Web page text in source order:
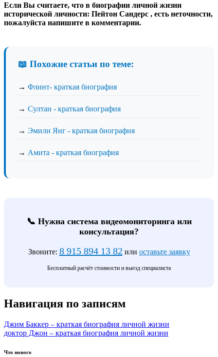
Если Вы считаете, что в биографии личной жизни
исторической личности: Пейтон Сандерс , есть неточности,
пожалуйста напишите в комментарии.
📖 Похожие статьи по теме:
→ Флинт- краткая биография
→ Султан - краткая биография
→ Эмили Янг - краткая биография
→ Амита - краткая биография
📞 Нужна система видеомониторинга или
консультация?
Звоните: 8 915 894 13 82 или оставьте заявку
Бесплатный расчёт стоимости и выезд специалиста
Навигация по записям
Джим Баккер – краткая биография личной жизни
доктор Джон – краткая биография личной жизни
Что нового